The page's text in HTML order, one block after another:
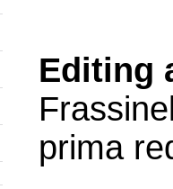
Editing
prima